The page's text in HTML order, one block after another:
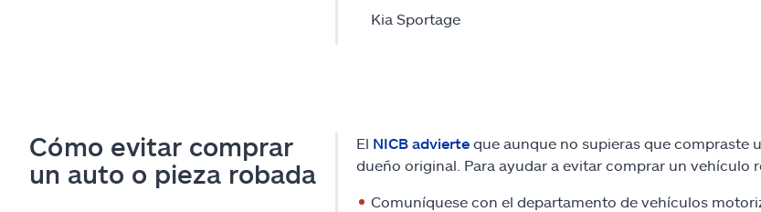
Kia Sportage
Cómo evitar comprar
un auto o pieza robada
El NICB advierteque aunque no supieras que compraste
dueño original. Para ayudar a evitar comprar un vehículo
Comuníquese con el departamento de vehículos